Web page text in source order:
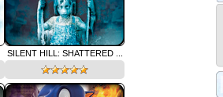
SILENT HILL: SHATTERED ...